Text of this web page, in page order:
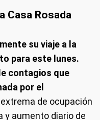
Casa Rosada
su viaje a la
para este lunes.
contagios que
por el
de ocupación
y aumento diario de